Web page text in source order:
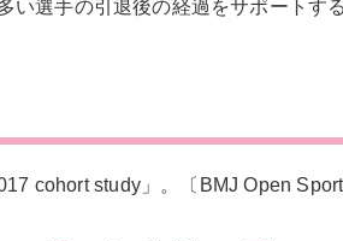
い選手の引退後の経過をサポートす
cohort study」。〔BMJ Open